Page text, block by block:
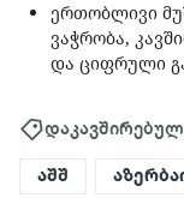
ერთობლივი
ვაჭრობა,
და ციფრული
აშშ